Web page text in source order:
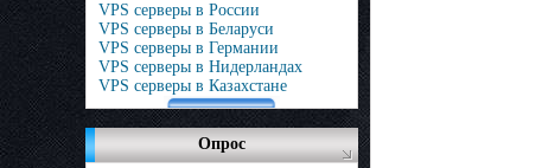
VPS серверы в России
VPS серверы в Беларуси
VPS серверы в Германии
VPS серверы в Нидерландах
VPS серверы в Казахстане
Опрос